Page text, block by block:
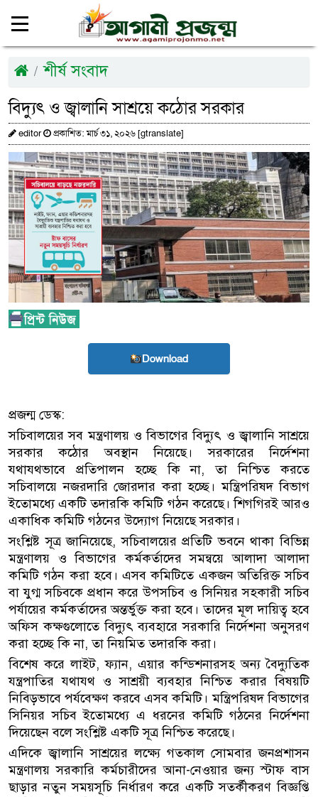
শীর্ষ সংবাদ
বিদ্যুৎ ও জ্বালানি সাশ্রয়ে কঠোর সরকার
editor প্রকাশিত: মার্চ ৩১, ২০২৬ [gtranslate]
Download
প্রজন্ম ডেস্ক:
সচিবালয়ের সব মন্ত্রণালয় ও বিভাগের বিদ্যুৎ ও জ্বালানি সাশ্রয়ে
সরকার কঠোর অবস্থান নিয়েছে। সরকারের নির্দেশনা
যথাযথভাবে প্রতিপালন হচ্ছে কি না, তা নিশ্চিত করতে
সচিবালয়ে নজরদারি জোরদার করা হচ্ছে। মন্ত্রিপরিষদ বিভাগ
ইতোমধ্যে একটি তদারকি কমিটি গঠন করেছে। শিগগিরই আরও
একাধিক কমিটি গঠনের উদ্যোগ নিয়েছে সরকার।
সংশ্লিষ্ট সূত্র জানিয়েছে, সচিবালয়ের প্রতিটি ভবনে থাকা বিভিন্ন
মন্ত্রণালয় ও বিভাগের কর্মকর্তাদের সমন্বয়ে আলাদা আলাদা
কমিটি গঠন করা হবে। এসব কমিটিতে একজন অতিরিক্ত সচিব
বা যুগ্ম সচিবকে প্রধান করে উপসচিব ও সিনিয়র সহকারী সচিব
পর্যায়ের কর্মকর্তাদের অন্তর্ভুক্ত করা হবে। তাদের মূল দায়িত্ব হবে
অফিস কক্ষগুলোতে বিদ্যুৎ ব্যবহারে সরকারি নির্দেশনা অনুসরণ
করা হচ্ছে কি না, তা নিয়মিত তদারকি করা।
বিশেষ করে লাইট, ফ্যান, এয়ার কন্ডিশনারসহ অন্য বৈদ্যুতিক
যন্ত্রপাতির যথাযথ ও সাশ্রয়ী ব্যবহার নিশ্চিত করার বিষয়টি
নিবিড়ভাবে পর্যবেক্ষণ করবে এসব কমিটি। মন্ত্রিপরিষদ বিভাগের
সিনিয়র সচিব ইতোমধ্যে এ ধরনের কমিটি গঠনের নির্দেশনা
দিয়েছেন বলে সংশ্লিষ্ট একটি সূত্র নিশ্চিত করেছে।
এদিকে জ্বালানি সাশ্রয়ের লক্ষ্যে গতকাল সোমবার জনপ্রশাসন
মন্ত্রণালয় সরকারি কর্মচারীদের আনা-নেওয়ার জন্য স্টাফ বাস
ছাড়ার নতুন সময়সূচি নির্ধারণ করে একটি সতর্কীকরণ বিজ্ঞপ্তি